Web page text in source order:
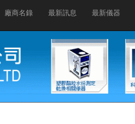
廠商名錄 最新訊息 最新儀器